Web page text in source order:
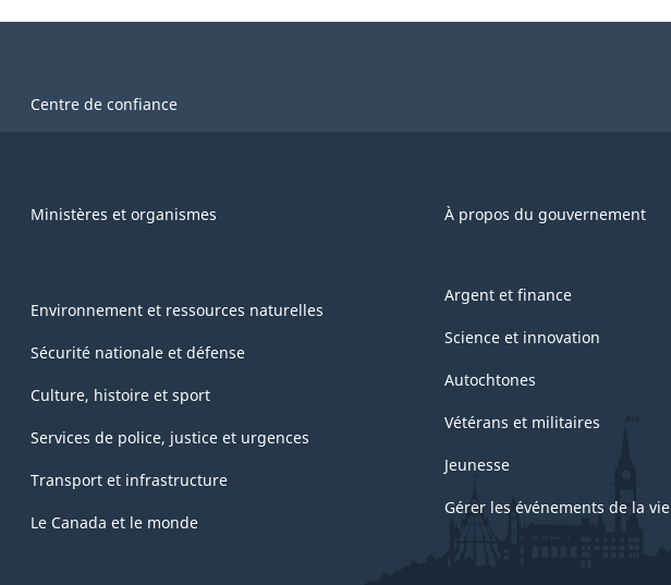
Centre de confiance
Ministères et organismes À propos du gouvernement
Environnement et ressources naturelles
Sécurité nationale et défense
Culture, histoire et sport
Services de police, justice et urgences
Transport et infrastructure
Le Canada et le monde
Argent et finance
Science et innovation
Autochtones
Vétérans et militaires
Jeunesse
Gérer les événements de la vie